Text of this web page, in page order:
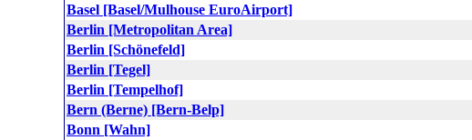
Basel [Basel/Mulhouse EuroAirport]
Berlin [Metropolitan Area]
Berlin [Schönefeld]
Berlin [Tegel]
Berlin [Tempelhof]
Bern (Berne) [Bern-Belp]
Bonn [Wahn]